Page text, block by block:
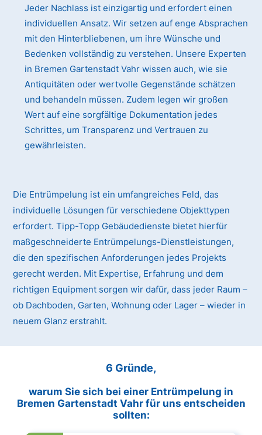
Jeder Nachlass ist einzigartig und erfordert einen
individuellen Ansatz. Wir setzen auf enge Absprachen
mit den Hinterbliebenen, um ihre Wünsche und
Bedenken vollständig zu verstehen. Unsere Experten
in Bremen Gartenstadt Vahr wissen auch, wie sie
Antiquitäten oder wertvolle Gegenstände schätzen
und behandeln müssen. Zudem legen wir großen
Wert auf eine sorgfältige Dokumentation jedes
Schrittes, um Transparenz und Vertrauen zu
gewährleisten.
Die Entrümpelung ist ein umfangreiches Feld, das
individuelle Lösungen für verschiedene Objekttypen
erfordert. Tipp-Topp Gebäudedienste bietet hierfür
maßgeschneiderte Entrümpelungs-Dienstleistungen,
die den spezifischen Anforderungen jedes Projekts
gerecht werden. Mit Expertise, Erfahrung und dem
richtigen Equipment sorgen wir dafür, dass jeder Raum –
ob Dachboden, Garten, Wohnung oder Lager – wieder in
neuem Glanz erstrahlt.
6 Gründe,
warum Sie sich bei einer Entrümpelung in
Bremen Gartenstadt Vahr für uns entscheiden
sollten: